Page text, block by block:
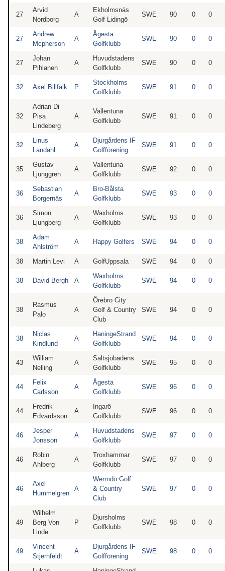
27
Arvid
Nordborg
A
Ekholmsnäs
Golf Lidingö
SWE 90 0 0
27
Andrew
Mcpherson
A
Ågesta
Golfklubb
SWE 90 0 0
27
Johan
Pihlanen
A
Huvudstadens
Golfklubb
SWE 90 0 0
32 Axel Billfalk P
Stockholms
Golfklubb
SWE 91 0 0
32
Adrian Di
Pisa
Lindeberg
A
Vallentuna
Golfklubb
SWE 91 0 0
32
Linus
Landahl
A
Djurgårdens IF
Golfförening
SWE 91 0 0
35
Gustav
Ljunggren
A
Vallentuna
Golfklubb
SWE 92 0 0
36
Sebastian
Borgernäs
A
Bro-Bålsta
Golfklubb
SWE 93 0 0
36
Simon
Ljungberg
A
Waxholms
Golfklubb
SWE 93 0 0
38
Adam
Ahlström
A Happy Golfers SWE 94 0 0
38 Martin Levi A GolfUppsala SWE 94 0 0
38 David Bergh A
Waxholms
Golfklubb
SWE 94 0 0
38
Rasmus
Palo
A
Örebro City
Golf & Country
Club
SWE 94 0 0
38
Niclas
Kindlund
A
HaningeStrand
Golfklubb
SWE 94 0 0
43
William
Nelling
A
Saltsjöbadens
Golfklubb
SWE 95 0 0
44
Felix
Carlsson
A
Ågesta
Golfklubb
SWE 96 0 0
44
Fredrik
Edvardsson
A
Ingarö
Golfklubb
SWE 96 0 0
46
Jesper
Jonsson
A
Huvudstadens
Golfklubb
SWE 97 0 0
46
Robin
Ahlberg
A
Troxhammar
Golfklubb
SWE 97 0 0
46
Axel
Hummelgren
A
Wermdö Golf
& Country
Club
SWE 97 0 0
49
Wilhelm
Berg Von
Linde
P
Djursholms
Golfklubb
SWE 98 0 0
49
Vincent
Stjernfeldt
A
Djurgårdens IF
Golfförening
SWE 98 0 0